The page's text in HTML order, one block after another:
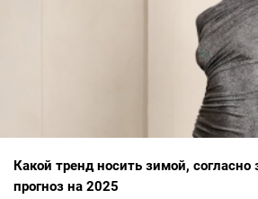
Какой тренд носить зимой, согласно
прогноз на 2025